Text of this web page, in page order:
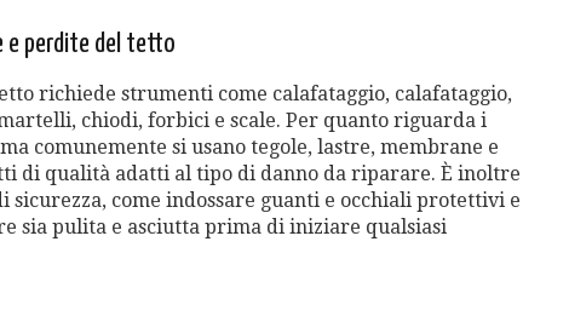
e perdite del tetto
richiede strumenti come calafataggio, calafataggio,
chiodi, forbici e scale. Per quanto riguarda i
comunemente si usano tegole, lastre, membrane e
di qualità adatti al tipo di danno da riparare. È inoltre
come indossare guanti e occhiali protettivi e
sia pulita e asciutta prima di iniziare qualsiasi